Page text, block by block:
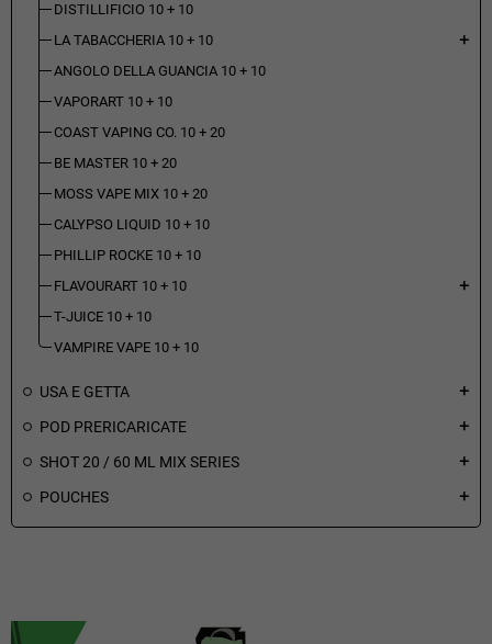
DISTILLIFICIO 10 + 10
LA TABACCHERIA 10 + 10
add
ANGOLO DELLA GUANCIA 10 + 10
VAPORART 10 + 10
COAST VAPING CO. 10 + 20
BE MASTER 10 + 20
MOSS VAPE MIX 10 + 20
CALYPSO LIQUID 10 + 10
PHILLIP ROCKE 10 + 10
FLAVOURART 10 + 10
add
T-JUICE 10 + 10
VAMPIRE VAPE 10 + 10
USA E GETTA add
POD PRERICARICATE add
SHOT 20 / 60 ML MIX SERIES add
POUCHES add